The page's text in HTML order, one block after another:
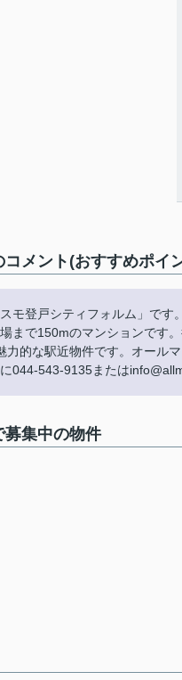
メント(おすすめポイ
モ登戸シティフォルム」で
まで150mのマンションです
的な駅近物件です。オール
044-543-9135または
募集中の物件